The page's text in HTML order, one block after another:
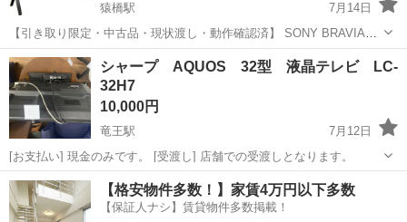
猿橋駅
7月14日
【引き取り限定・中古品・現状渡し・動作確認済】 SONY BRAVIA
KJ-100Z9D、100V型の中古テレビです。 現状、問題無く映ります。
※新品・未使用品ではありません。 ※掲載画像には、商品の...
山梨 大月市 猿橋駅 BRAVIA
シャープ AQUOS 32型 液晶テレビ LC-
32H7
10,000円
竜王駅
7月12日
[お支払い] 現金のみです。 [受渡し] 店舗での受渡しとなります。
山梨 甲斐市 竜王駅 テレビ
【格安物件多数！】家賃4万円以下多数
【保証人ナシ】賃貸物件多数掲載！